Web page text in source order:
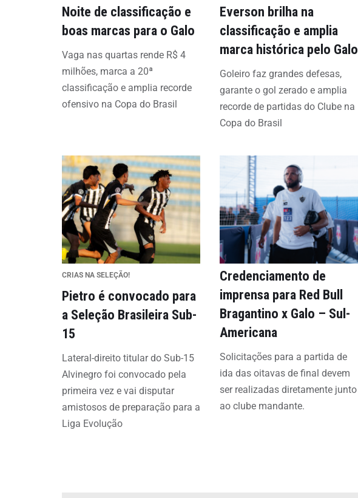
Noite de classificação e
boas marcas para o Galo
Vaga nas quartas rende R$ 4
milhões, marca a 20ª
classificação e amplia recorde
ofensivo na Copa do Brasil
Everson brilha na
classificação e amplia
marca histórica pelo Galo
Goleiro faz grandes defesas,
garante o gol zerado e amplia
recorde de partidas do Clube na
Copa do Brasil
CRIAS NA SELEÇÃO!
Pietro é convocado para
a Seleção Brasileira Sub-
15
Lateral-direito titular do Sub-15
Alvinegro foi convocado pela
primeira vez e vai disputar
amistosos de preparação para a
Liga Evolução
Credenciamento de
imprensa para Red Bull
Bragantino x Galo – Sul-
Americana
Solicitações para a partida de
ida das oitavas de final devem
ser realizadas diretamente junto
ao clube mandante.